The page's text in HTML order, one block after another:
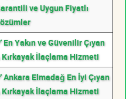
ve Uygun Fiyatlı
En Yakın ve Güvenilir Çıyan
Kırkayak İlaçlama Hizmeti
Ankara Elmadağ En İyi Çıyan
Kırkayak İlaçlama Hizmeti